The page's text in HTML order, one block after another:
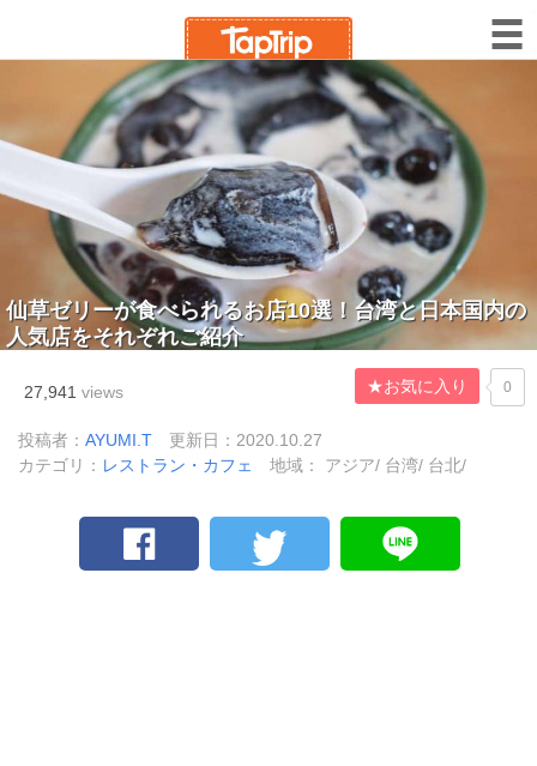
仙草ゼリーが食べられるお店10選！台湾と日本国内の
人気店をそれぞれご紹介
27,941 views ★お気に入り 0
投稿者： AYUMI.T
更新日：2020.10.27
カテゴリ： レストラン・カフェ 地域： アジア/ 台湾/ 台北/